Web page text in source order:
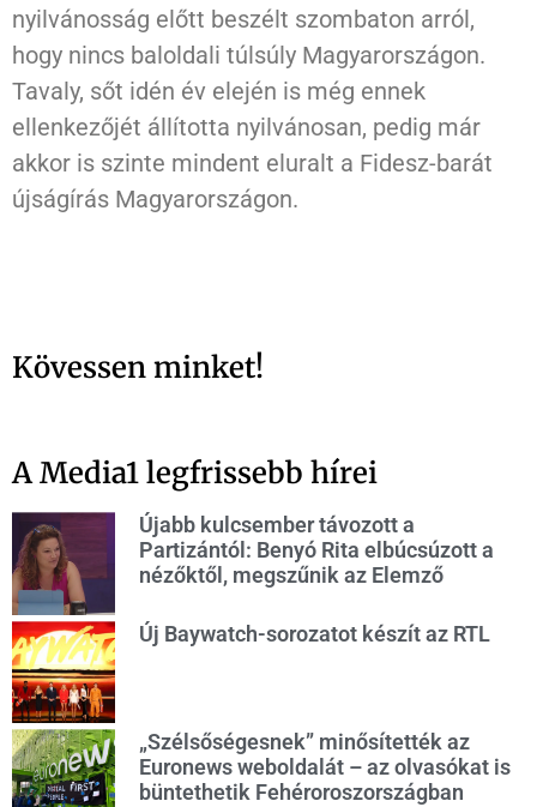
nyilvánosság előtt beszélt szombaton arról,
hogy nincs baloldali túlsúly Magyarországon.
Tavaly, sőt idén év elején is még ennek
ellenkezőjét állította nyilvánosan, pedig már
akkor is szinte mindent eluralt a Fidesz-barát
újságírás Magyarországon.
Kövessen minket!
A Media1 legfrissebb hírei
Újabb kulcsember távozott a
Partizántól: Benyó Rita elbúcsúzott a
nézőktől, megszűnik az Elemző
Új Baywatch-sorozatot készít az RTL
„Szélsőségesnek” minősítették az
Euronews weboldalát – az olvasókat is
büntethetik Fehéroroszországban